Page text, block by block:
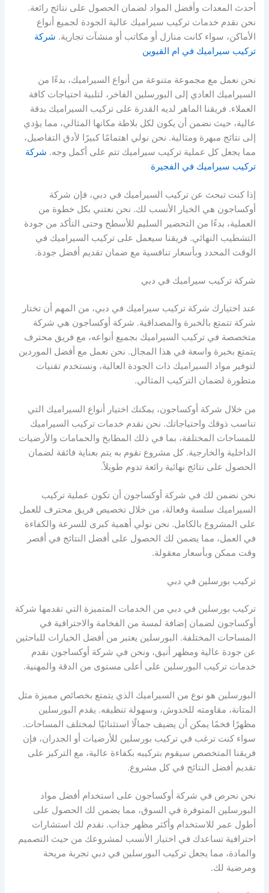
أحدث المعدات وأفضل المواد لضمان الحصول على نتائج رائعة.
نحن نقدم خدمات تركيب سيراميك عالية الجودة لجميع أنواع
الأماكن، سواء كانت منازل أو مكاتب أو منشآت تجارية. شركة
تركيب سيراميك في ام القيوين
نحن نعمل مع مجموعة متنوعة من أنواع السيراميك، بدءًا من
السيراميك العادي إلى البورسلين الفاخر، لتلبية احتياجات كافة
العملاء. فريقنا الماهر لديه القدرة على تركيب السيراميك بدقة
عالية، حيث نضمن أن يكون لكل بلاطة مكانها المثالي، مما يؤدي
إلى نتائج مبهرة ومثالية. نحن نولي اهتمامًا كبيرًا لأدق التفاصيل،
مما يجعل كل عملية تركيب سيراميك تتم على أكمل وجه. شركة
تركيب سيراميك في الفجيرة
إذا كنت تبحث عن تركيب السيراميك في دبي، فإن شركة
أوكساجون هي الخيار الأنسب لك. نحن نعتني بكل خطوة من
العملية، بدءًا من التحضير السليم للأسطح وحتى التأكد من جودة
التشطيب النهائي. فريقنا سيعمل على تركيب السيراميك في
الوقت المحدد وبأسعار تنافسية مع ضمان تقديم أفضل جودة.
شركة تركيب سيراميك في دبي
عند اختيارك شركة تركيب سيراميك في دبي، من المهم أن تختار
شركة تتمتع بالخبرة والمصداقية. شركة أوكساجون هي شركة
متخصصة في تركيب السيراميك بجميع أنواعه، مع فريق محترف
يتمتع بخبرة واسعة في هذا المجال. نحن نعمل مع أفضل الموردين
لتوفير مواد السيراميك ذات الجودة العالية، ونستخدم تقنيات
متطورة لضمان التركيب المثالي.
من خلال شركة أوكساجون، يمكنك اختيار أنواع السيراميك التي
تناسب ذوقك واحتياجاتك. نحن نقدم خدمات تركيب السيراميك
للمساحات المختلفة، بما في ذلك المطابخ والحمامات والأرضيات
الداخلية والخارجية. كل مشروع نقوم به يتم بعناية فائقة لضمان
الحصول على نتائج نهائية رائعة تدوم طويلاً.
نحن نضمن لك في شركة أوكساجون أن تكون عملية تركيب
السيراميك سلسة وفعالة، من خلال تخصيص فريق محترف للعمل
على المشروع بالكامل. نحن نولي أهمية كبرى للسرعة والكفاءة
في العمل، مما يضمن لك الحصول على أفضل النتائج في أقصر
وقت ممكن وبأسعار معقولة.
تركيب بورسلين في دبي
تركيب بورسلين في دبي من الخدمات المتميزة التي تقدمها شركة
أوكساجون لضمان إضافة لمسة من الفخامة والاحترافية في
المساحات المختلفة. البورسلين يعتبر من أفضل الخيارات للباحثين
عن جودة عالية ومظهر أنيق، ونحن في شركة أوكساجون نقدم
خدمات تركيب البورسلين على أعلى مستوى من الدقة والمهنية.
البورسلين هو نوع من السيراميك الذي يتمتع بخصائص مميزة مثل
المتانة، مقاومته للخدوش، وسهولة تنظيفه. يقدم البورسلين
مظهرًا فخمًا يمكن أن يضيف جمالًا استثنائيًا لمختلف المساحات.
سواء كنت ترغب في تركيب بورسلين للأرضيات أو الجدران، فإن
فريقنا المتخصص سيقوم بتركيبه بكفاءة عالية، مع التركيز على
تقديم أفضل النتائج في كل مشروع.
نحن نحرص في شركة أوكساجون على استخدام أفضل مواد
البورسلين المتوفرة في السوق، مما يضمن لك الحصول على
أطول عمر للاستخدام وأكثر مظهر جذاب. نقدم لك استشارات
احترافية تساعدك في اختيار الأنسب لمشروعك من حيث التصميم
والمادة، مما يجعل تركيب البورسلين في دبي تجربة مريحة
ومرضية لك.